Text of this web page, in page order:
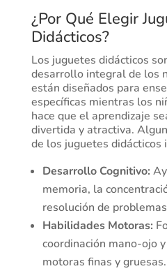
¿Por Qué Elegir
Didácticos?
Los juguetes didácticos
desarrollo integral de los
están diseñados para
específicas mientras los
hace que el aprendizaje
divertida y atractiva.
de los juguetes didácticos
Desarrollo Cognitivo:
memoria, la
resolución de
Habilidades Motoras:
coordinación mano-ojo
motoras finas y gruesas.